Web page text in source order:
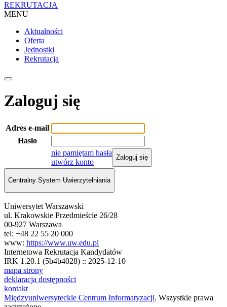
REKRUTACJA
MENU
Aktualności
Oferta
Jednostki
Rekrutacja
Zaloguj się
Adres e-mail
Hasło
nie pamiętam hasła
utwórz konto
Zaloguj się
Centralny System Uwierzytelniania
Uniwersytet Warszawski
ul. Krakowskie Przedmieście 26/28
00-927 Warszawa
tel: +48 22 55 20 000
www: https://www.uw.edu.pl
Internetowa Rekrutacja Kandydatów
IRK 1.20.1 (5b4b4028) :: 2025-12-10
mapa strony
deklaracja dostępności
kontakt
Międzyuniwersyteckie Centrum Informatyzacji. Wszystkie prawa